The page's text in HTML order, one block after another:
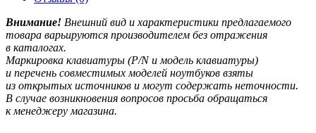
Внимание! Внешний вид и характеристики предлагаемого
товара варьируются производителем без отражения
в каталогах.
Маркировка клавиатуры (P/N и модель клавиатуры)
и перечень совместимых моделей ноутбуков взяты
из открытых источников и могут содержать неточности.
В случае возникновения вопросов просьба обращаться
к менеджеру магазина.